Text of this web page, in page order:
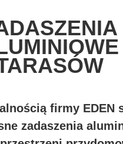
firmy EDEN
zadaszenia